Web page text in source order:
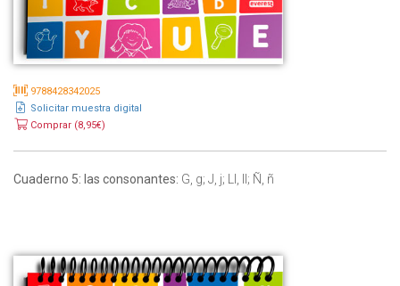
9788428342025
Solicitar muestra digital
Comprar (8,95€)
Cuaderno 5: las consonantes: G, g; J, j; Ll, ll; Ñ, ñ